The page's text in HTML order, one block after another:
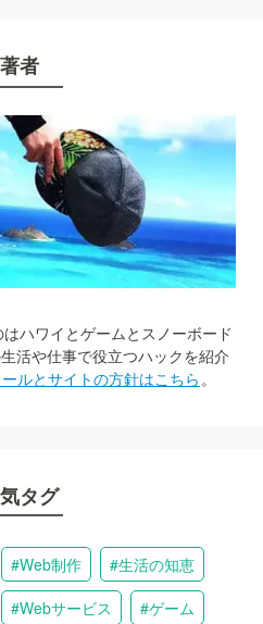
著者
ハワイとゲームとスノーボード
活や仕事で役立つハックを紹介
ルとサイトの方針はこちら 。
タグ
Web制作
生活の知恵
Webサービス ゲーム